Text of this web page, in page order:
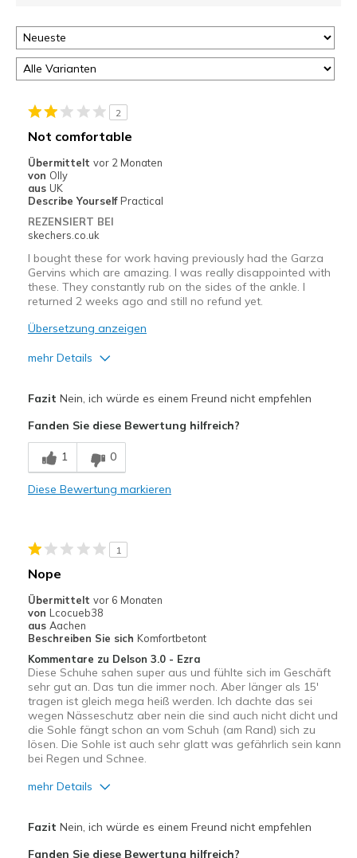
2
Not comfortable
Übermittelt vor 2 Monaten
von Olly
aus UK
Describe Yourself Practical
REZENSIERT BEI
skechers.co.uk
I bought these for work having previously had the Garza
Gervins which are amazing. I was really disappointed with
these. They constantly rub on the sides of the ankle. I
returned 2 weeks ago and still no refund yet.
Übersetzung anzeigen
mehr Details
Nachteile
Need Break In
Poor Cushioning
Casual Wear
Width
Sizing
Feels true to size
View On Shoes
I'm Really Into Shoes
Fazit Nein, ich würde es einem Freund nicht empfehlen
Fanden Sie diese Bewertung hilfreich?
1 0
Diese Bewertung markieren
1
Nope
Übermittelt vor 6 Monaten
von Lcocueb38
aus Aachen
Beschreiben Sie sich Komfortbetont
Kommentare zu Delson 3.0 - Ezra
Diese Schuhe sahen super aus und fühlte sich im Geschäft
sehr gut an. Das tun die immer noch. Aber länger als 15'
tragen ist gleich mega heiß werden. Ich dachte das sei
wegen Nässeschutz aber nein die sind auch nicht dicht und
die Sohle fängt schon an vom Schuh (am Rand) sich zu
lösen. Die Sohle ist auch sehr glatt was gefährlich sein kann
bei Regen und Schnee.
mehr Details
Fazit Nein, ich würde es einem Freund nicht empfehlen
Fanden Sie diese Bewertung hilfreich?